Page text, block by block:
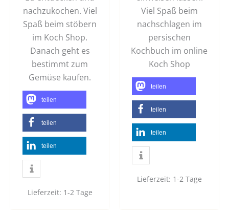
nachzukochen. Viel
Spaß beim stöbern
im Koch Shop.
Danach geht es
bestimmt zum
Gemüse kaufen.
teilen
teilen
teilen
Lieferzeit: 1-2 Tage
Viel Spaß beim
nachschlagen im
persischen
Kochbuch im online
Koch Shop
teilen
teilen
teilen
Lieferzeit: 1-2 Tage